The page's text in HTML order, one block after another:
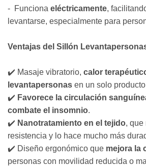
- Funciona eléctricamente,
levantarse, especialmente para
Ventajas del Sillón
✔️ Masaje vibratorio, calor
levantapersonas en un solo
✔️ Favorece la circulación
combate el insomnio.
✔️ Nanotratamiento en el tejido, que
resistencia y lo hace mucho más
✔️ Diseño ergonómico que mejora la
personas con movilidad reducida o